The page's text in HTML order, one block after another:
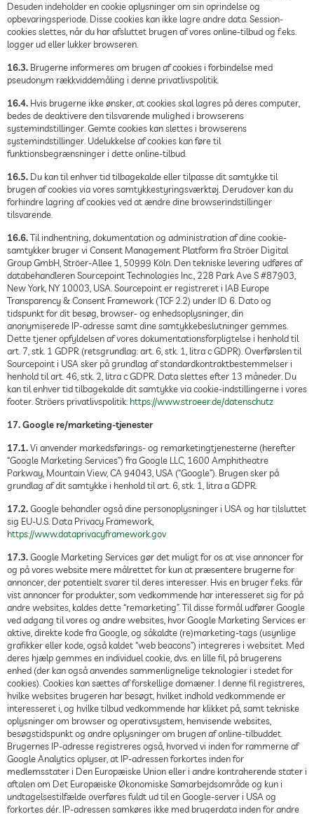
Desuden indeholder en cookie oplysninger om sin oprindelse og
opbevaringsperiode. Disse cookies kan ikke lagre andre data. Session-
cookies slettes, når du har afsluttet brugen af vores online-tilbud og f.eks.
logger ud eller lukker browseren.
16.3. Brugerne informeres om brugen af cookies i forbindelse med
pseudonym rækkviddemåling i denne privatlivspolitik.
16.4. Hvis brugerne ikke ønsker, at cookies skal lagres på deres computer,
bedes de deaktivere den tilsvarende mulighed i browserens
systemindstillinger. Gemte cookies kan slettes i browserens
systemindstillinger. Udelukkelse af cookies kan føre til
funktionsbegrænsninger i dette online-tilbud.
16.5. Du kan til enhver tid tilbagekalde eller tilpasse dit samtykke til
brugen af cookies via vores samtykkestyringsværktøj. Derudover kan du
forhindre lagring af cookies ved at ændre dine browserindstillinger
tilsvarende.
16.6.Til indhentning, dokumentation og administration af dine cookie-
samtykker bruger vi Consent Management Platform fra Ströer Digital
Group GmbH, Ströer-Allee 1, 50999 Köln. Den tekniske levering udføres af
databehandleren Sourcepoint Technologies Inc., 228 Park Ave S #87903,
New York, NY 10003, USA. Sourcepoint er registreret i IAB Europe
Transparency & Consent Framework (TCF 2.2) under ID 6. Dato og
tidspunkt for dit besøg, browser- og enhedsoplysninger, din
anonymiserede IP-adresse samt dine samtykkebeslutninger gemmes.
Dette tjener opfyldelsen af vores dokumentationsforpligtelse i henhold til
art. 7, stk. 1 GDPR (retsgrundlag: art. 6, stk. 1, litra c GDPR). Overførslen til
Sourcepoint i USA sker på grundlag af standardkontraktbestemmelser i
henhold til art. 46, stk. 2, litra c GDPR. Data slettes efter 13 måneder. Du
kan til enhver tid tilbagekalde dit samtykke via cookie-indstillingerne i vores
footer. Ströers privatlivspolitik: https://www.stroeer.de/datenschutz
17. Google re/marketing-tjenester
17.1.Vi anvender markedsførings- og remarketingtjenesterne (herefter
“Google Marketing Services”) fra Google LLC, 1600 Amphitheatre
Parkway, Mountain View, CA 94043, USA (“Google”). Brugen sker på
grundlag af dit samtykke i henhold til art. 6, stk. 1, litra a GDPR.
17.2.Google behandler også dine personoplysninger i USA og har tilsluttet
sig EU-U.S. Data Privacy Framework,
https://www.dataprivacyframework.gov
17.3.Google Marketing Services gør det muligt for os at vise annoncer for
og på vores website mere målrettet for kun at præsentere brugerne for
annoncer, der potentielt svarer til deres interesser. Hvis en bruger f.eks. får
vist annoncer for produkter, som vedkommende har interesseret sig for på
andre websites, kaldes dette “remarketing”. Til disse formål udfører Google
ved adgang til vores og andre websites, hvor Google Marketing Services er
aktive, direkte kode fra Google, og såkaldte (re)marketing-tags (usynlige
grafikker eller kode, også kaldet “web beacons”) integreres i websitet. Med
deres hjælp gemmes en individuel cookie, dvs. en lille fil, på brugerens
enhed (der kan også anvendes sammenlignelige teknologier i stedet for
cookies). Cookies kan sættes af forskellige domæner. I denne fil registreres,
hvilke websites brugeren har besøgt, hvilket indhold vedkommende er
interesseret i, og hvilke tilbud vedkommende har klikket på, samt tekniske
oplysninger om browser og operativsystem, henvisende websites,
besøgstidspunkt og andre oplysninger om brugen af online-tilbuddet.
Brugernes IP-adresse registreres også, hvorved vi inden for rammerne af
Google Analytics oplyser, at IP-adressen forkortes inden for
medlemsstater i Den Europæiske Union eller i andre kontraherende stater i
aftalen om Det Europæiske Økonomiske Samarbejdsområde og kun i
undtagelsestilfælde overføres fuldt ud til en Google-server i USA og
forkortes dér. IP-adressen samkøres ikke med brugerdata inden for andre